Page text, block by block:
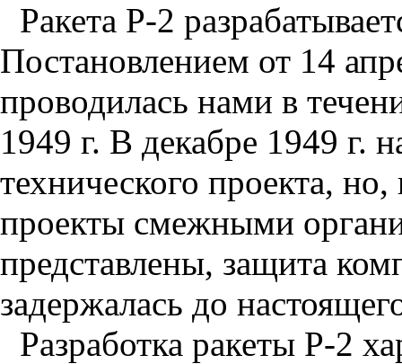
Ракета Р-2
Постановлением от 14
проводилась нами в
1949 г. В декабре 1949 г.
технического проекта,
проекты смежными
представлены, защита
задержалась до
Разработка ракеты Р-2